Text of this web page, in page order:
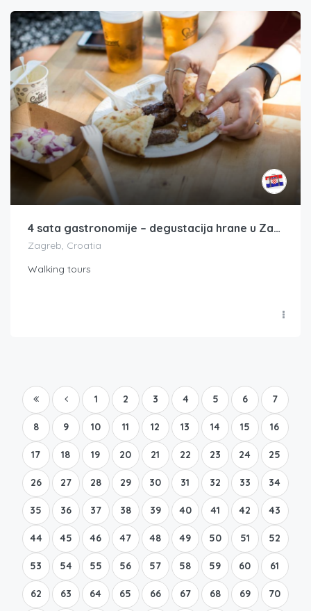
4 sata gastronomije – degustacija hrane u Zagrebu
Zagreb, Croatia
Walking tours
1 2 3 4 5 6 7
8 9 10 11 12 13 14 15 16
17 18 19 20 21 22 23 24 25
26 27 28 29 30 31 32 33 34
35 36 37 38 39 40 41 42 43
44 45 46 47 48 49 50 51 52
53 54 55 56 57 58 59 60 61
62 63 64 65 66 67 68 69 70